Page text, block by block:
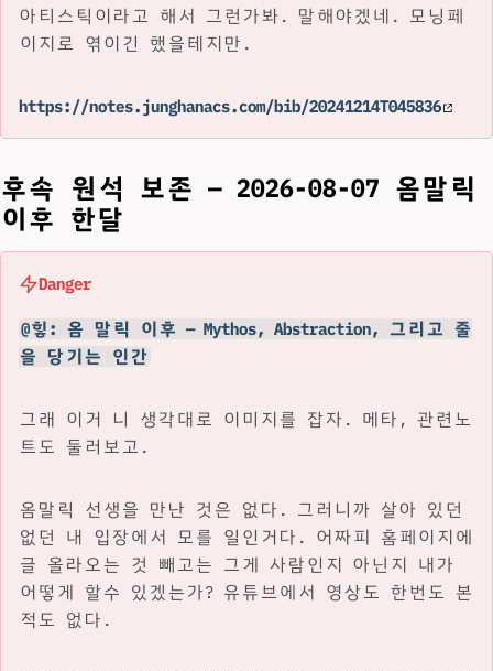
아티스틱이라고 해서 그런가봐. 말해야겠네. 모닝페
이지로 엮이긴 했을테지만.
https://notes.junghanacs.com/bib/20241214T045836
후속 원석 보존 — 2026-08-07 옴말릭
이후 한달
Danger
@힣: 옴 말릭 이후 — Mythos, Abstraction, 그리고 줄
을 당기는 인간
그래 이거 니 생각대로 이미지를 잡자. 메타, 관련노
트도 둘러보고.
옴말릭 선생을 만난 것은 없다. 그러니까 살아 있던
없던 내 입장에서 모를 일인거다. 어짜피 홈페이지에
글 올라오는 것 빼고는 그게 사람인지 아닌지 내가
어떻게 할수 있겠는가? 유튜브에서 영상도 한번도 본
적도 없다.